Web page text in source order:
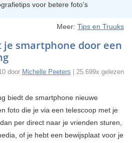
voor betere foto's
Meer:Tips en Truuks
smartphone door een
door Michelle Peeters | 25.699x gelezen
biedt de smartphone nieuwe
foto die je via een telescoop met je
per direct naar je vrienden sturen,
of je hebt een bewijsplaat voor je